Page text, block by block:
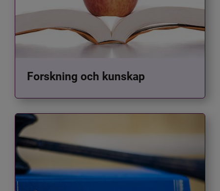
Forskning och kunskap